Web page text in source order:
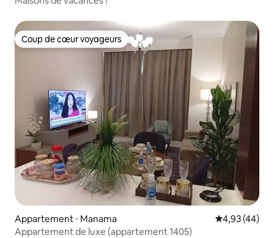
Coup de cœur voyageurs
Coup de cœur voyageurs
Appartement ⋅ Manama Évaluation
4,93 (44)
Appartement de luxe (appartement 1405)